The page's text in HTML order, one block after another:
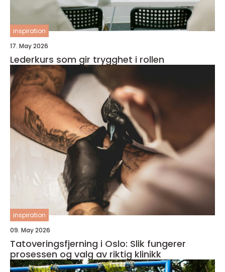
inspiration
17. May 2026
Lederkurs som gir trygghet i rollen
inspiration
09. May 2026
Tatoveringsfjerning i Oslo: Slik fungerer
prosessen og valg av riktig klinikk